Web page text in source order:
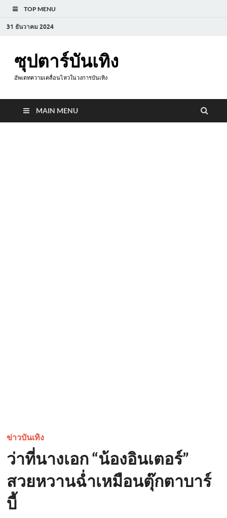
TOP MENU
31 ธันวาคม 2024
ซุปตาร์บันเทิง
อัพเดทความเคลื่อนไหวในวงการบันเทิง
MAIN MENU
ข่าวบันเทิง
ว่าที่นางเอก “น้องอินเตอร์”
สวยหวานฉ่ำเหมือนตุ๊กตาบาร์
บี้